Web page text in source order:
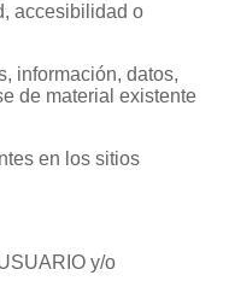
accesibilidad o
información, datos,
de material existente
en los sitios
y/o